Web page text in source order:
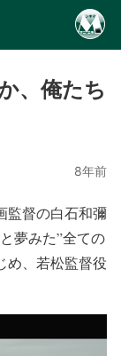
、俺たち
8年前
監督の白石和彌
夢みた”全ての
め、若松監督役